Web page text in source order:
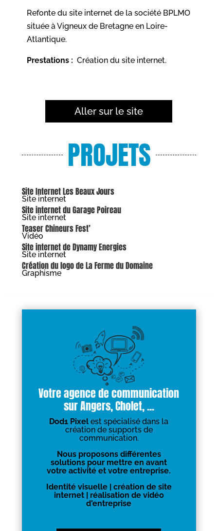
Refonte du site internet de la société BPLMO
située à Vigneux de Bretagne en Loire-
Atlantique.
Prestations : Création du site internet.
Aller sur le site
PROJETS
Site Internet Les Beaux Jours
Site internet
Site internet du Garage Poireau
Site internet
Teaser Chineurs Fest’
Vidéo
Site internet de Dynamy Energies
Site internet
Création du logo de La Ferme du Domaine
Graphisme
Votre agence de communication
sur Angers, Cholet, ...
Dod1 Pixel est spécialisé dans la
création de supports de
communication.
Nous proposons différentes
solutions pour mettre en avant
votre activité et votre entreprise.
Identité visuelle | création de site
internet | réalisation de vidéo
d'entreprise